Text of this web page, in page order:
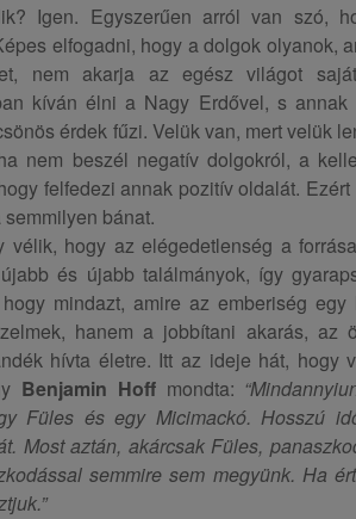
Igen. Egyszerűen arról van szó,
elfogadni, hogy a dolgok olyanok,
nem akarja az egész világot
kíván élni a Nagy Erdővel, s
érdek fűzi. Velük van, mert velük
nem beszél negatív dolgokról, a
felfedezi annak pozitív oldalát.
semmilyen bánat.
vélik, hogy az elégedetlenség a
és újabb találmányok, így
mindazt, amire az emberiség
hanem a jobbítani akarás, az
hívta életre. Itt az ideje hát, hogy
Benjamin Hoffmondta:
Füles és egy Micimackó. Hosszú
Most aztán, akárcsak Füles,
semmire sem megyünk. Ha